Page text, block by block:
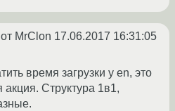
от MrClon 17.06.2017 16:31:05
время загрузки у en, это
акция. Структура 1в1,